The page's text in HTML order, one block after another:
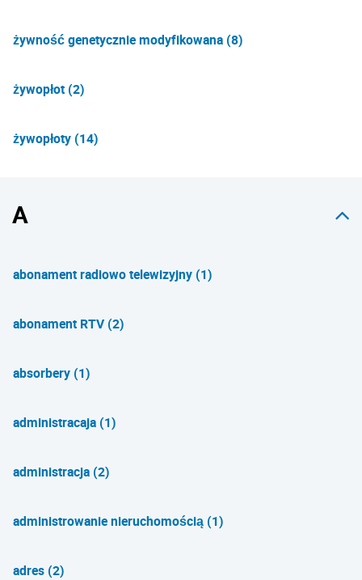
żywność genetycznie modyfikowana (8)
żywopłot (2)
żywopłoty (14)
A
abonament radiowo telewizyjny (1)
abonament RTV (2)
absorbery (1)
administracaja (1)
administracja (2)
administrowanie nieruchomością (1)
adres (2)